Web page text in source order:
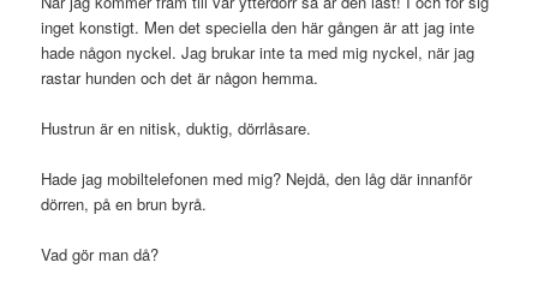
inget konstigt. Men det speciella den här gången är att jag inte
hade någon nyckel. Jag brukar inte ta med mig nyckel, när jag
rastar hunden och det är någon hemma.
Hustrun är en nitisk, duktig, dörrlåsare.
Hade jag mobiltelefonen med mig? Nejdå, den låg där innanför
dörren, på en brun byrå.
Vad gör man då?